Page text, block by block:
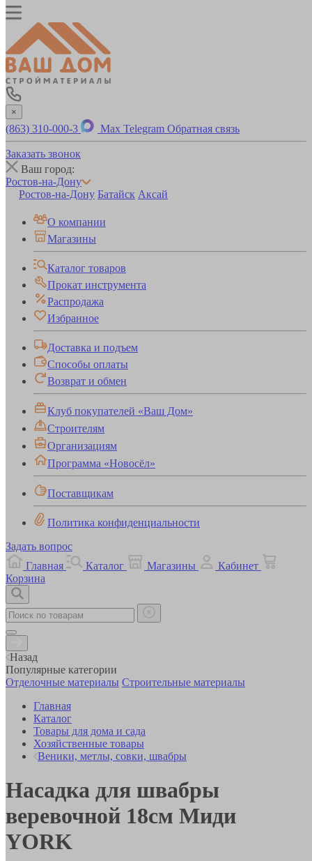
×
(863) 310-000-3 Max Telegram Обратная связь
Заказать звонок
Ваш город:
Ростов-на-Дону
Ростов-на-Дону Батайск Аксай
О компании
Магазины
Каталог товаров
Прокат инструмента
Распродажа
Избранное
Доставка и подъем
Способы оплаты
Возврат и обмен
Клуб покупателей «Ваш Дом»
Строителям
Организациям
Программа «Новосёл»
Поставщикам
Политика конфиденциальности
Задать вопрос
Главная
Каталог Магазины
Кабинет
Корзина
Назад
Популярные категории
Отделочные материалы Строительные материалы
Главная
Каталог
Товары для дома и сада
Хозяйственные товары
Веники, метлы, совки, швабры
Насадка для швабры
веревочной 18см Миди
YORK